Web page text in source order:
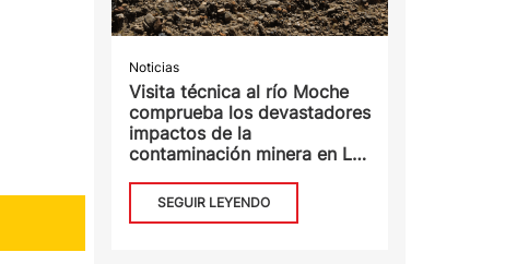
Noticias
Visita técnica al río Moche
comprueba los devastadores
impactos de la
contaminación minera en La
SEGUIR LEYENDO